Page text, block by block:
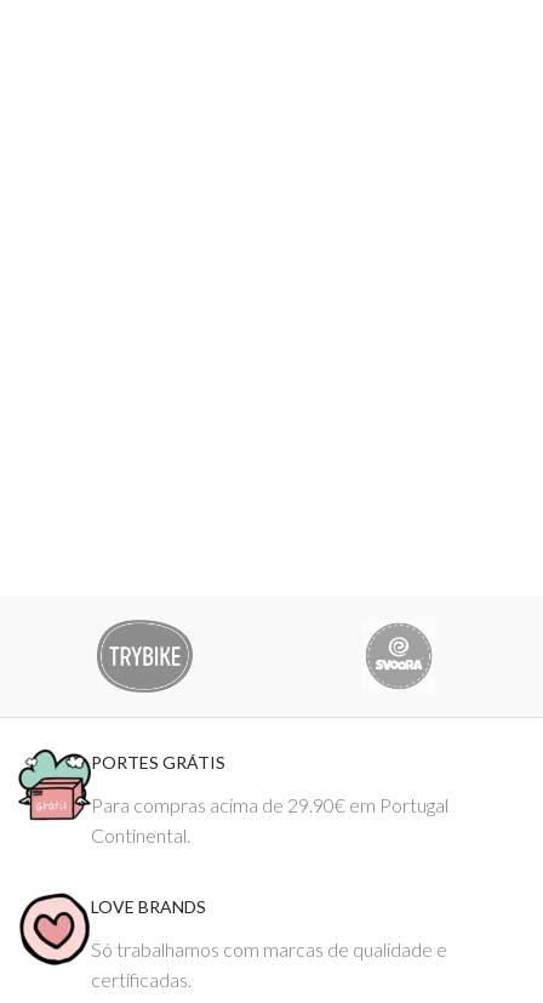
PORTES GRÁTIS
Para compras acima de 29.90€ em Portugal
Continental.
LOVE BRANDS
Só trabalhamos com marcas de qualidade e
certificadas.